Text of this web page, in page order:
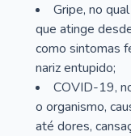
Gripe, no
que atinge
como sintomas
nariz entupido;
COVID-19,
o organismo,
até dores,